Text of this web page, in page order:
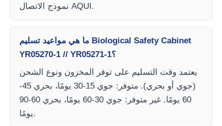
نموذج الاتصال AQUI.
ما هي مواعيد تسليم Biological Safety Cabinet
YR05270-1 // YR05271-1؟
يعتمد وقت التسليم على توفر المخزون ونوع الشحن
(جوي أو بحري). متوفر: جوي 15-30 يومًا، بحري 45-
60 يومًا. غير متوفر: جوي 30-60 يومًا، بحري 60-90
يومًا.